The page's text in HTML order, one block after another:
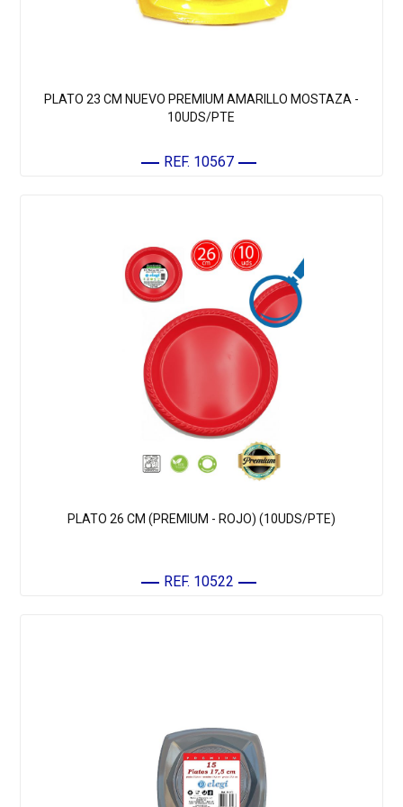
PLATO 23 CM NUEVO PREMIUM AMARILLO MOSTAZA -
10UDS/PTE
REF. 10567
PLATO 26 CM (PREMIUM - ROJO) (10UDS/PTE)
REF. 10522